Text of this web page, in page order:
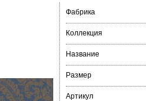
Фабрика
Коллекция
Название
Размер
Артикул